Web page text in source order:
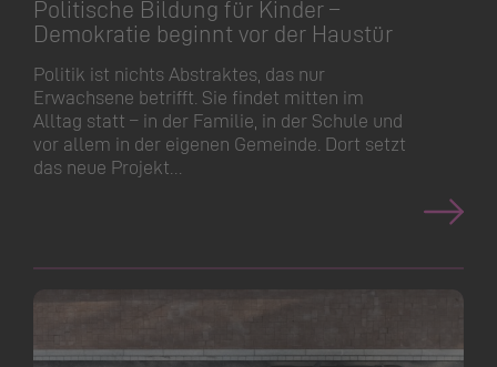
Politische Bildung für Kinder –
Demokratie beginnt vor der Haustür
Politik ist nichts Abstraktes, das nur
Erwachsene betrifft. Sie findet mitten im
Alltag statt – in der Familie, in der Schule und
vor allem in der eigenen Gemeinde. Dort setzt
das neue Projekt…